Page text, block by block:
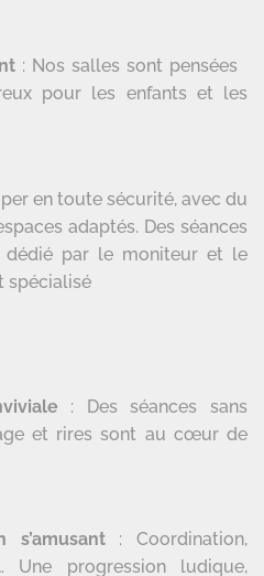
: Nos salles sont pensées
pour les enfants et les
en toute sécurité, avec du
adaptés. Des séances
dédié par le moniteur et le
spécialisé
: Des séances sans
et rires sont au cœur de
: Coordination,
Une progression ludique,